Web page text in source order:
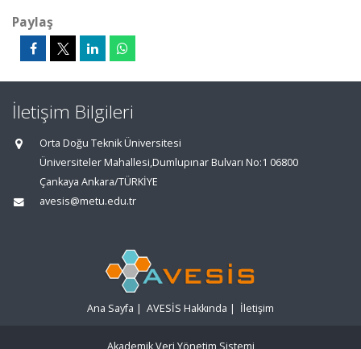
Paylaş
İletişim Bilgileri
Orta Doğu Teknik Üniversitesi
Üniversiteler Mahallesi,Dumlupınar Bulvarı No:1 06800
Çankaya Ankara/TÜRKİYE
avesis@metu.edu.tr
Ana Sayfa | AVESİS Hakkında | İletişim
Akademik Veri Yönetim Sistemi